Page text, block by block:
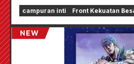
acara terbatas akan
Animate di seluruh negeri
mana Anda bisa
digambar khusus (total 4
campuran inti Front Kekuatan